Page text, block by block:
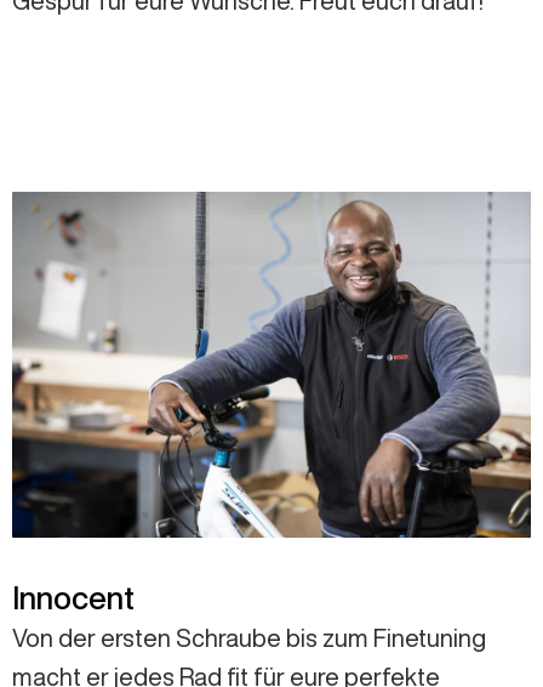
Innocent
Von der ersten Schraube bis zum Finetuning
macht er jedes Rad fit für eure perfekte